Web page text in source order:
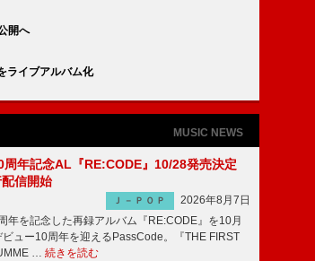
開へ
ライブアルバム化
MUSIC NEWS
年記念AL『RE:CODE』10/28発売決定
信開始
Ｊ－ＰＯＰ
2026年8月7日
を記念した再録アルバム『RE:CODE』を10月
ュー10周年を迎えるPassCode。『THE FIRST
… 続きを読む